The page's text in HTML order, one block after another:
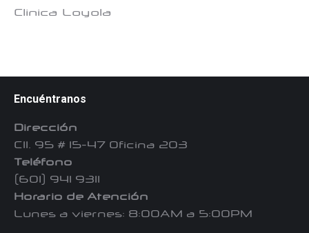
Clinica Loyola
Encuéntranos
Dirección
Cll. 95 # 15-47 Oficina 203
Teléfono
(601) 941 9311
Horario de Atención
Lunes a viernes: 8:00AM a 5:00PM